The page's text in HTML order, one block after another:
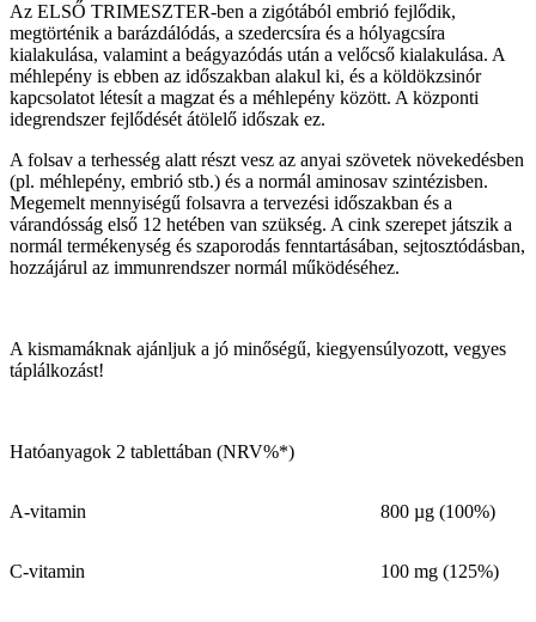
Az ELSŐ TRIMESZTER-ben a zigótából embrió fejlődik,
megtörténik a barázdálódás, a szedercsíra és a hólyagcsíra
kialakulása, valamint a beágyazódás után a velőcső kialakulása. A
méhlepény is ebben az időszakban alakul ki, és a köldökzsinór
kapcsolatot létesít a magzat és a méhlepény között. A központi
idegrendszer fejlődését átölelő időszak ez.
A folsav a terhesség alatt részt vesz az anyai szövetek növekedésben
(pl. méhlepény, embrió stb.) és a normál aminosav szintézisben.
Megemelt mennyiségű folsavra a tervezési időszakban és a
várandósság első 12 hetében van szükség. A cink szerepet játszik a
normál termékenység és szaporodás fenntartásában, sejtosztódásban,
hozzájárul az immunrendszer normál működéséhez.
A kismamáknak ajánljuk a jó minőségű, kiegyensúlyozott, vegyes
táplálkozást!
Hatóanyagok 2 tablettában (NRV%*)
A-vitamin 800 µg (100%)
C-vitamin 100 mg (125%)